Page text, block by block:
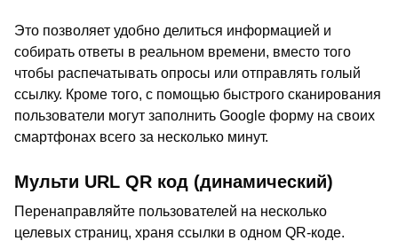
Это позволяет удобно делиться информацией и
собирать ответы в реальном времени, вместо того
чтобы распечатывать опросы или отправлять голый
ссылку. Кроме того, с помощью быстрого сканирования
пользователи могут заполнить Google форму на своих
смартфонах всего за несколько минут.
Мульти URL QR код (динамический)
Перенаправляйте пользователей на несколько
целевых страниц, храня ссылки в одном QR-коде.